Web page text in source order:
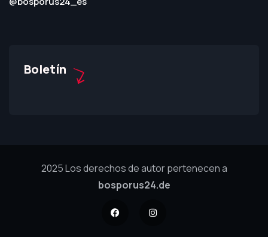
Boletín
2025 Los derechos de autor pertenecen a
bosporus24.de